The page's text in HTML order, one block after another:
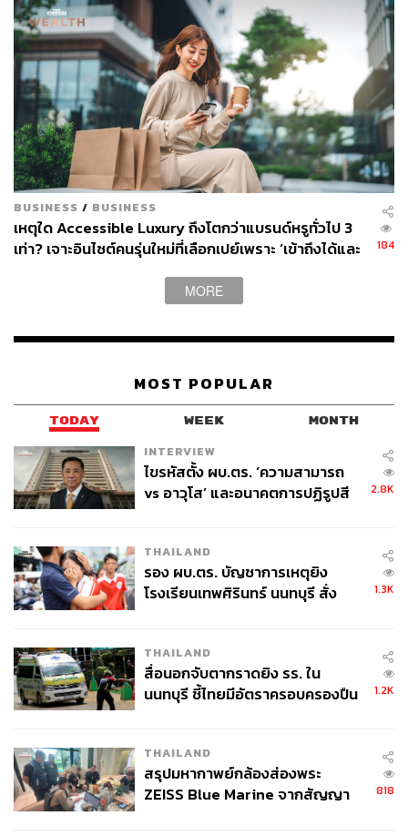
The Addams Family (1991)
Character: Morticia Addams
Cast: Anjelica Huston
นอกจากชุดดำแขนกุดกระโปรงเข้ารูปของออเดรย์ในเรื่อง
แล้ว ยังมีชุดดำของอีกคนที่เป็นไอคอนิ
บทโดย แอนเจลิกา ฮัสตัน โดยเธอจะเป็นคุณแม่ที่คอยดูแล
ความเย้ายวนของเธอนั้น กลับทำให้สามีของเธอหลงหัวปัก
หัวปำ
เรียกว่าเป็นภาพติดตากับเดรสกระโปรงยาวสีดำเข้ารูปคอลึก
พร้อมผมทรงแสกกลางไดร์ทิ้งดิ่ง เป็นลุคที่สร้างให้คาแรก
เตอร์มีหลากหลายมิติ ทั้งความน่าแต่งหน้าตามตัวละครนะ
เดี๋ยวจะน่าค้นหาเกินไป)
กลัว ลึกลับ สง่างาม และมีความเซ็กซี่ในเวลาเดียวกัน สาวๆ
คนไหนกำลังมองหาลุคที่ดูเซ็กซี่แบบน่าค้นหาอยู่ เชื่อสิว่าลุ
คนี้เอาอยู่แน่นอน (แต่ไม่ต้อง
BUSINESS / BUSINESS
เหตุใด Accessible Luxury ถึงโตกว่าแบรนด์หรูทั่วไป 3
เท่า? เจาะอินไซต์คนรุ่นใหม่ที่เลือกเปย์เพราะ ‘เข้าถึงได้และ
184
MORE
MOST POPULAR
TODAY WEEK MONTH
INTERVIEW
ไขรหัสตั้ง ผบ.ตร. ‘ความสามารถ
vs อาวุโส’ และอนาคตการปฏิรูปสี
2.8K
THAILAND
รอง ผบ.ตร. บัญชาการเหตุยิง
โรงเรียนเทพศิรินทร์ นนทบุรี สั่ง
1.3K
THAILAND
สื่อนอกจับตากราดยิง รร. ใน
นนทบุรี ชี้ไทยมีอัตราครอบครองปืน
1.2K
THAILAND
สรุปมหากาพย์กล้องส่องพระ
ZEISS Blue Marine จากสัญญา
818